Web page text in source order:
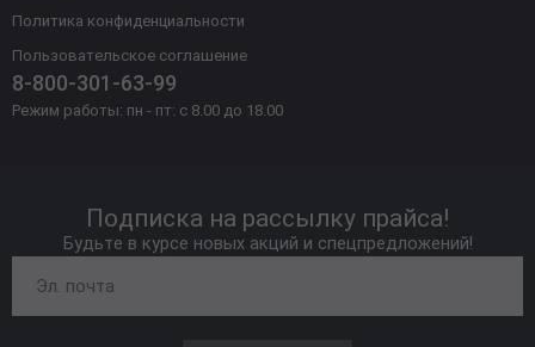
Политика конфиденциальности
Пользовательское соглашение
8-800-301-63-99
Режим работы: пн - пт: с 8.00 до 18.00
Подписка на рассылку прайса!
Будьте в курсе новых акций и спецпредложений!